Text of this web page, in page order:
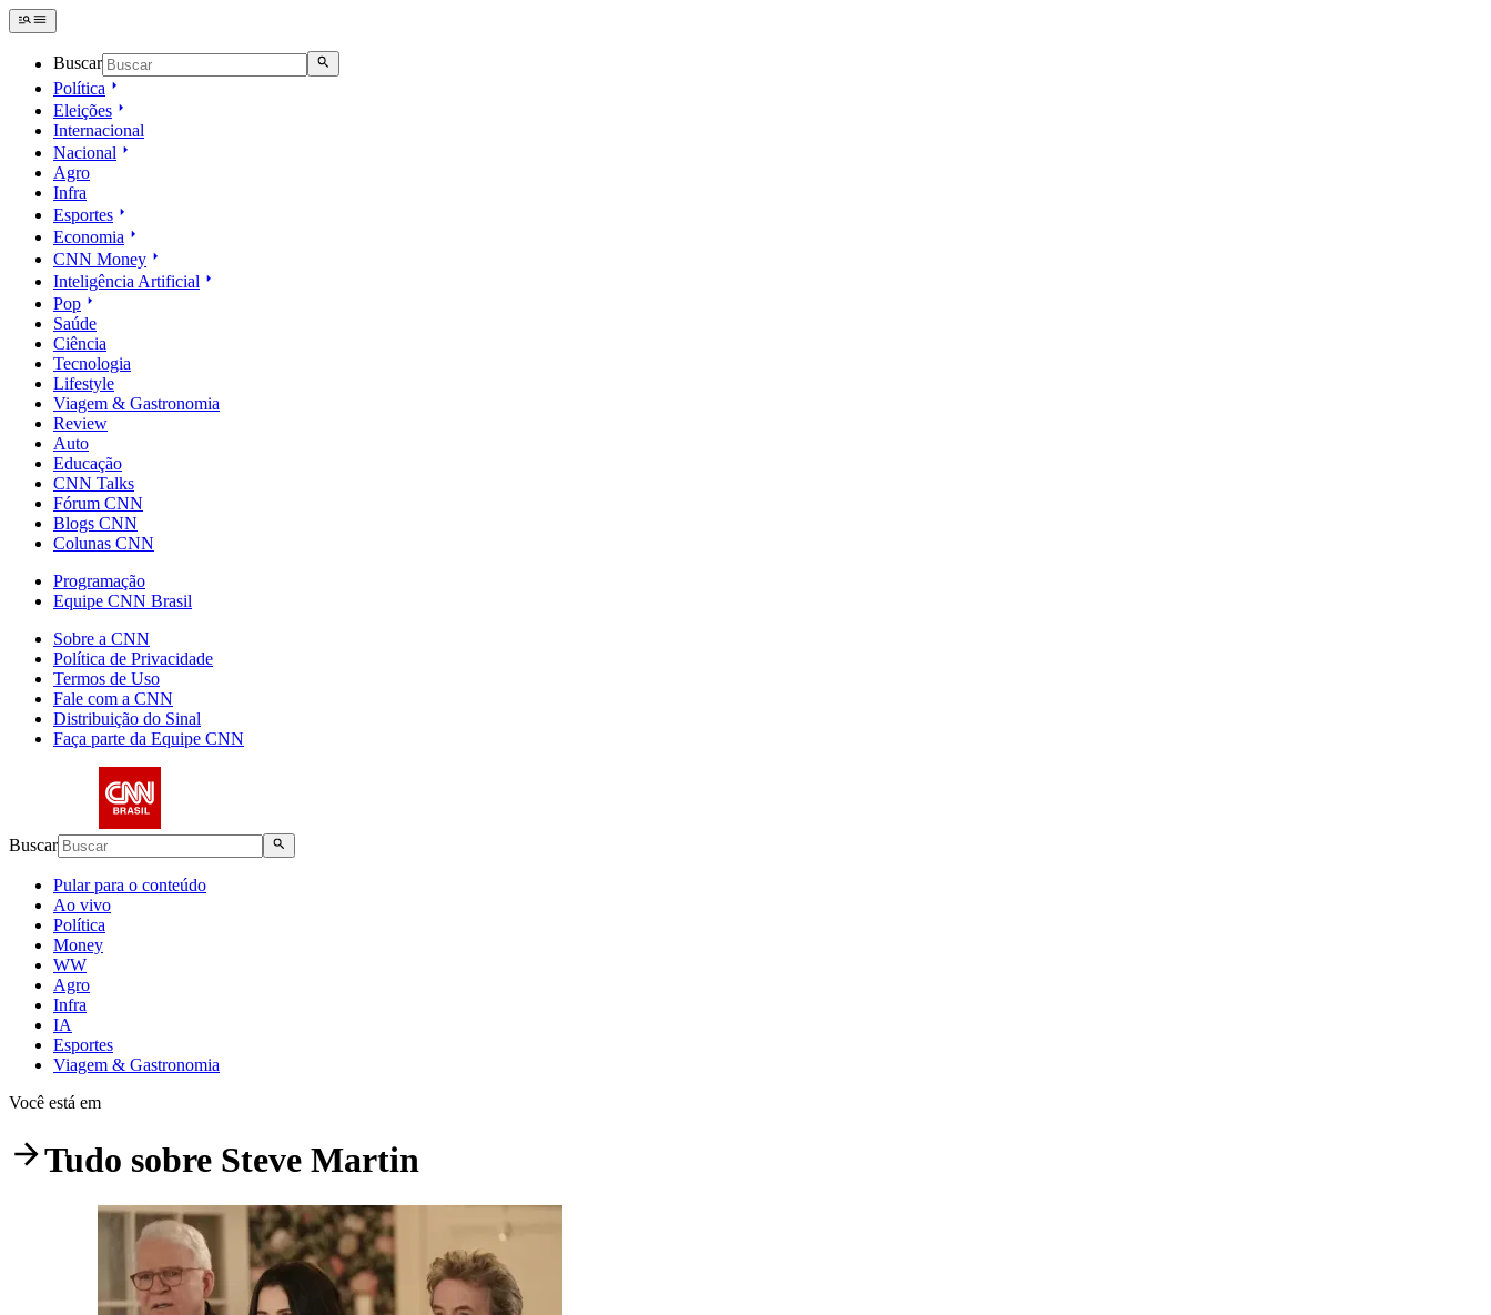
Buscar
Política
Eleições
Internacional
Nacional
Agro
Infra
Esportes
Economia
CNN Money
Inteligência Artificial
Pop
Saúde
Ciência
Tecnologia
Lifestyle
Viagem & Gastronomia
Review
Auto
Educação
CNN Talks
Fórum CNN
Blogs CNN
Colunas CNN
Programação
Equipe CNN Brasil
Sobre a CNN
Política de Privacidade
Termos de Uso
Fale com a CNN
Distribuição do Sinal
Faça parte da Equipe CNN
Buscar
Pular para o conteúdo
Ao vivo
Política
Money
WW
Agro
Infra
IA
Esportes
Viagem & Gastronomia
Você está em
Tudo sobre Steve Martin